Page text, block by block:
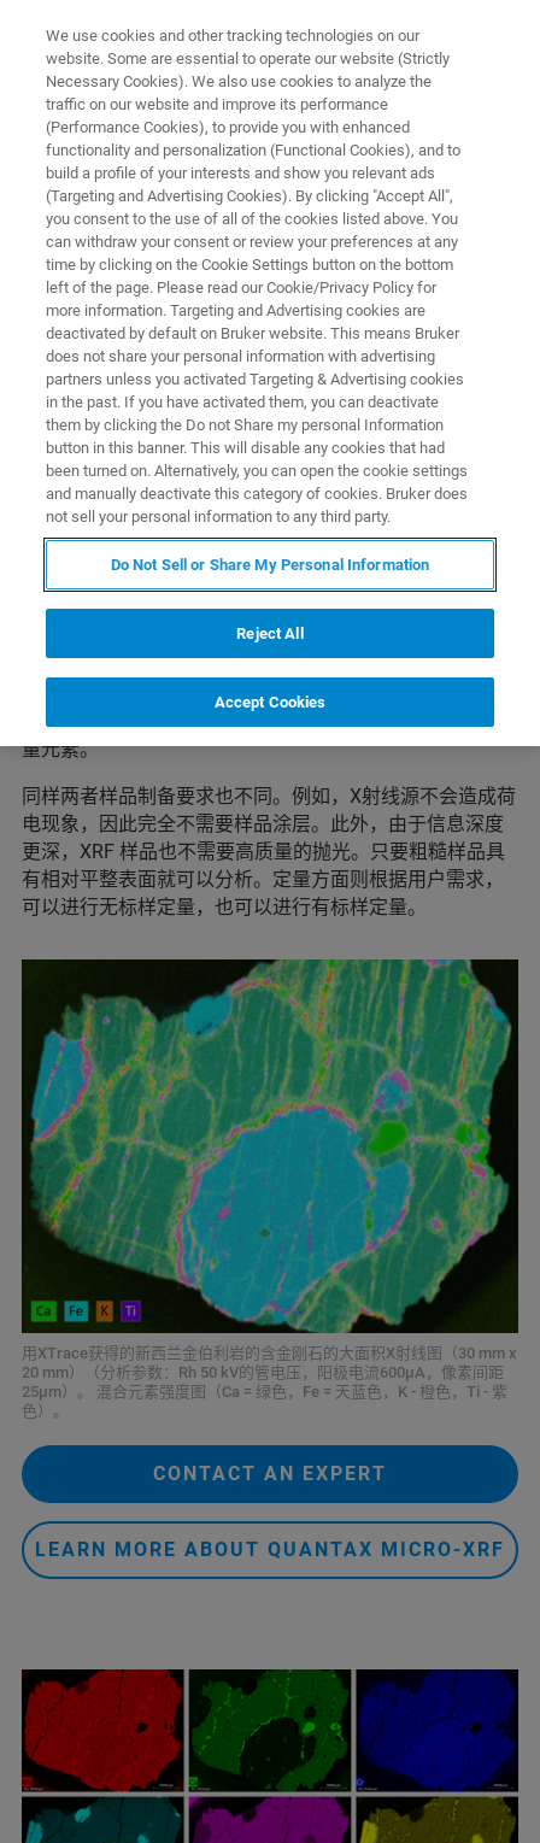
地幔岩石学与钻石来源
这里展示的是来自含金刚石的新西兰金伯利岩（南非，卡
普瓦尔克拉顿）的地幔中石榴石和橄榄石的SEM-XRF元素
图。各种元素的强度表示样品中存在的某些矿物；例如Ca
（绿色）- clinopyroxene；Cr （蓝色）- 铬铁矿；Al（黄
色）- 石榴石和 K（橙色）来自交代变质作用。使用
的 Micro XRF 对薄部分进行分析。样品约3 cm x 2 cm，并
以一帧分析。每个像素的全谱图允许进一步的离线处理，
比如添加元素、从图中提取成分谱图、成分量化或自动物
相标定。
微区XRF数据具有识别样品中高能X射线线系和微量元素的
优点。微区XRF是一个斑点分析（直径约35微米），比电
子束大。相对应束源和样品的交互体积也远大于电子束与
样品的交互体积，并且与元素和样本基体相关。因此，电
子束和 X 射线光子束生成的二维元素面分析图可能会产生
差异。较低的谱背景允许XRF 检测电子束无法检测到的微
量元素。
同样两者样品制备要求也不同。例如，X射线源不会造成荷
电现象，因此完全不需要样品涂层。此外，由于信息深度
更深，XRF 样品也不需要高质量的抛光。只要粗糙样品具
有相对平整表面就可以分析。定量方面则根据用户需求，
可以进行无标样定量，也可以进行有标样定量。
用XTrace获得的新西兰金伯利岩的含金刚石的大面积X射线图（30 mm x
20 mm）（分析参数：Rh 50 kV的管电压，阳极电流600μA，像素间距
25μm）。 混合元素强度图（Ca = 绿色，Fe = 天蓝色，K - 橙色，Ti - 紫
色）。
CONTACT AN EXPERT
LEARN MORE ABOUT QUANTAX MICRO-XRF
We use cookies and other tracking technologies on our
website. Some are essential to operate our website (Strictly
Necessary Cookies). We also use cookies to analyze the
traffic on our website and improve its performance
(Performance Cookies), to provide you with enhanced
functionality and personalization (Functional Cookies), and to
build a profile of your interests and show you relevant ads
(Targeting and Advertising Cookies). By clicking "Accept All",
you consent to the use of all of the cookies listed above. You
can withdraw your consent or review your preferences at any
time by clicking on the Cookie Settings button on the bottom
left of the page. Please read our Cookie/Privacy Policy for
more information. Targeting and Advertising cookies are
deactivated by default on Bruker website. This means Bruker
does not share your personal information with advertising
partners unless you activated Targeting & Advertising cookies
in the past. If you have activated them, you can deactivate
them by clicking the Do not Share my personal Information
button in this banner. This will disable any cookies that had
been turned on. Alternatively, you can open the cookie settings
and manually deactivate this category of cookies. Bruker does
not sell your personal information to any third party.
Do Not Sell or Share My Personal Information
Reject All
Accept Cookies